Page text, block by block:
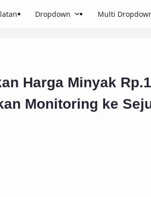
Dropdown Multi
Harga Minyak
Monitoring ke